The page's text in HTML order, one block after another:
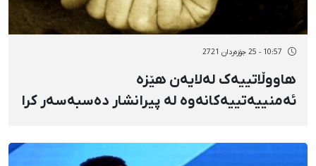
10:57 - 25 جۆزەردان 2721
هاووڵاتییەک لەلایەن هێزە
ئەمنییەتییەکانەوە لە پیرانشار دەسبەسەر کرا